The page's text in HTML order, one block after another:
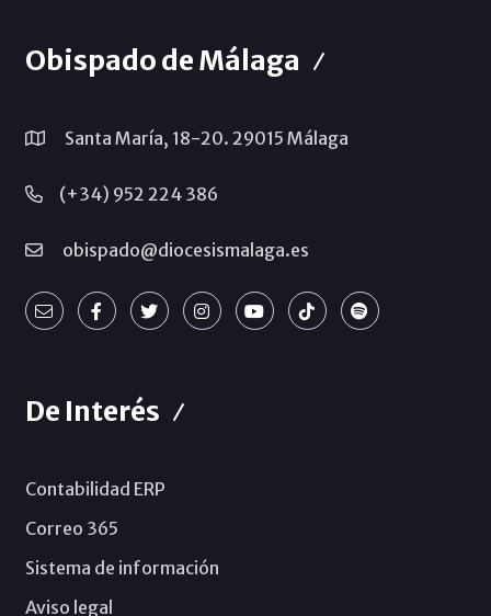
Obispado de Málaga
Santa María, 18-20. 29015 Málaga
(+34) 952 224 386
obispado@diocesismalaga.es
De Interés
Contabilidad ERP
Correo 365
Sistema de información
Aviso legal